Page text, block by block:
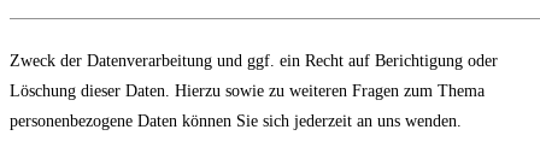
Zweck der Datenverarbeitung und ggf. ein Recht auf Berichtigung oder
Löschung dieser Daten. Hierzu sowie zu weiteren Fragen zum Thema
personenbezogene Daten können Sie sich jederzeit an uns wenden.